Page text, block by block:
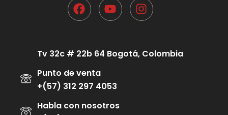
Tv 32c # 22b 64 Bogotá, Colombia
Punto de venta
+(57) 312 297 4053
Habla con nosotros